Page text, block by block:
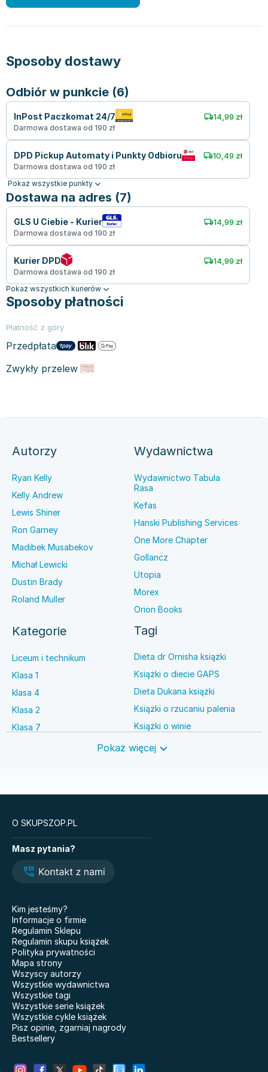
Sposoby dostawy
Odbiór w punkcie (6)
InPost Paczkomat 24/7 14,99 zł
Darmowa dostawa od 190 zł
DPD Pickup Automaty i Punkty Odbioru 10,49 zł
Darmowa dostawa od 190 zł
Pokaż wszystkie punkty
Dostawa na adres (7)
GLS U Ciebie - Kurier 14,99 zł
Darmowa dostawa od 190 zł
Kurier DPD 14,99 zł
Darmowa dostawa od 190 zł
Pokaż wszystkich kurierów
Sposoby płatności
Płatność z góry
Przedpłata
Zwykły przelew
Autorzy
Ryan Kelly
Kelly Andrew
Lewis Shiner
Ron Garney
Madibek Musabekov
Michał Lewicki
Dustin Brady
Roland Muller
Wydawnictwa
Wydawnictwo Tabula
Rasa
Kefas
Hanski Publishing Services
One More Chapter
Gollancz
Utopia
Morex
Orion Books
Kategorie
Liceum i technikum
Klasa 1
klasa 4
Klasa 2
Klasa 7
Tagi
Dieta dr Ornisha książki
Książki o diecie GAPS
Dieta Dukana książki
Książki o rzucaniu palenia
Książki o winie
Książki o anestezjologii
Książki
Legendy i Latte
Hazel Wood. Tom 1
Nauczyciele
Nie mówię żegnaj
Co wyszeptał nam deszcz
Właśnie że tak! Nigdy w
życiu! 20 lat później
Kicia Kocia gotuje
Biologia na czasie.
Zakres rozszerzony.
Pokaż więcej
O SKUPSZOP.PL
Masz pytania?
Kim jesteśmy?
Informacje o firmie
Regulamin Sklepu
Regulamin skupu książek
Polityka prywatności
Mapa strony
Wszyscy autorzy
Wszystkie wydawnictwa
Wszystkie tagi
Wszystkie serie książek
Wszystkie cykle książek
Pisz opinie, zgarniaj nagrody
Bestsellery